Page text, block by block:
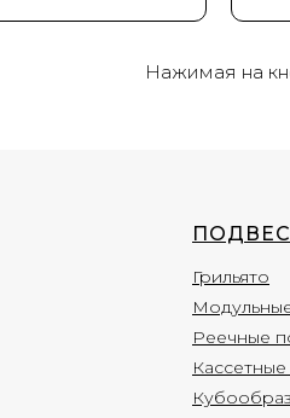
Нажимая на
Грильято
Реечные